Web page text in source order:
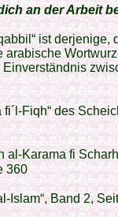
an der Arbeit
ist derjenige,
arabische
Fiqh“ des
al-Karama fi
360
Islam“, Band 2,